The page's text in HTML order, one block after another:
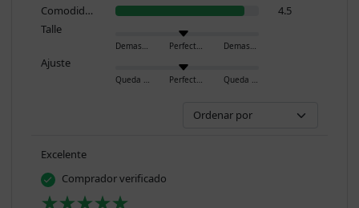
Comodidad
4.5
Talle
Demasiado pequeño Perfecto Demasiado grande
Ajuste
Queda ajustado Perfecto Queda holgado
Excelente
Comprador verificado